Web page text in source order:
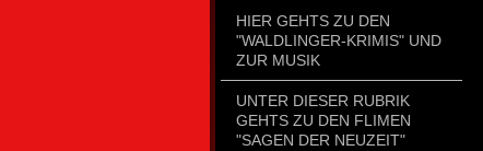
HIER GEHTS ZU DEN
"WALDLINGER-KRIMIS" UND
ZUR MUSIK
UNTER DIESER RUBRIK
GEHTS ZU DEN FLIMEN
"SAGEN DER NEUZEIT"